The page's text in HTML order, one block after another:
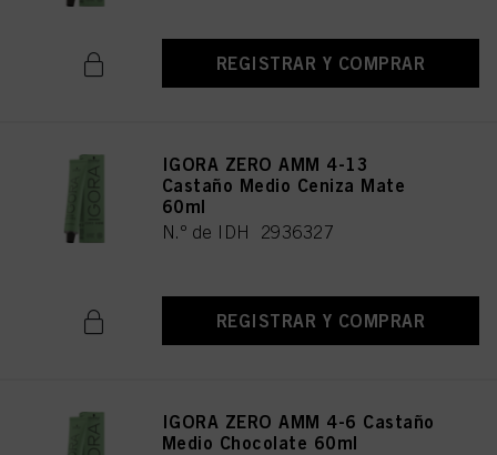
REGISTRAR Y COMPRAR
IGORA ZERO AMM 4-13
Castaño Medio Ceniza Mate
60ml
N.º de IDH 2936327
REGISTRAR Y COMPRAR
IGORA ZERO AMM 4-6 Castaño
Medio Chocolate 60ml